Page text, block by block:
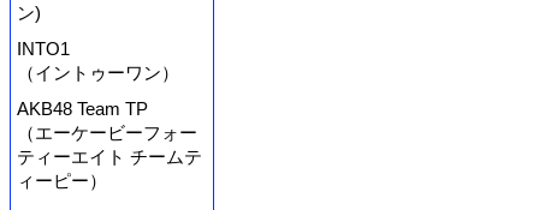
ン)
INTO1
（イントゥーワン）
AKB48 Team TP
（エーケービーフォー
ティーエイト チームテ
ィーピー）